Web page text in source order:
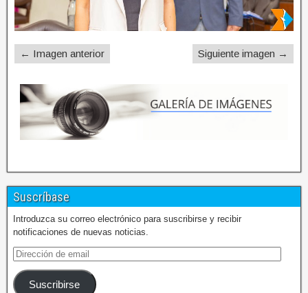
← Imagen anterior Siguiente imagen →
Suscríbase
Introduzca su correo electrónico para suscribirse y recibir
notificaciones de nuevas noticias.
Suscribirse